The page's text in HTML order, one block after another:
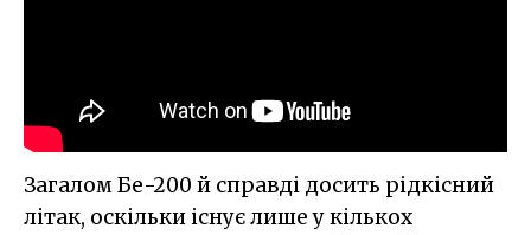
Загалом Бе-200 й справді досить рідкісний
літак, оскільки існує лише у кількох